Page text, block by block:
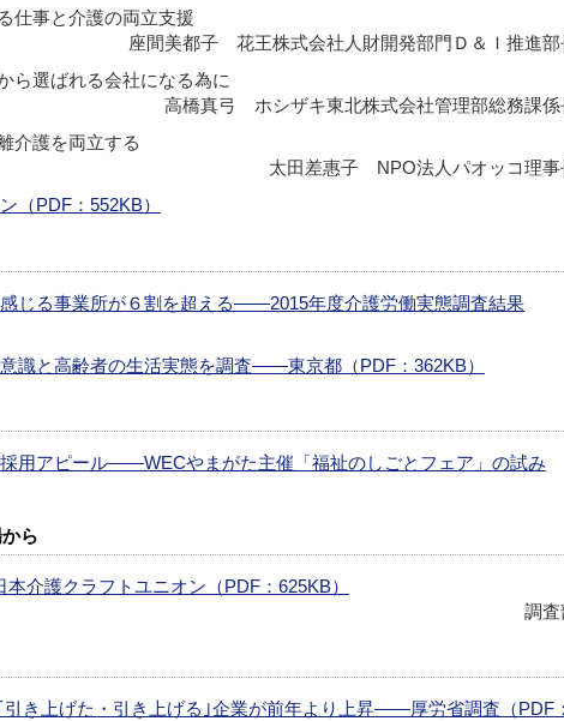
事と介護の両立支援
座間美都子 花王株式会社人財開発部門Ｄ＆Ｉ推進部
選ばれる会社になる為に
高橋真弓 ホシザキ東北株式会社管理部総務課係
護を両立する
太田差惠子 NPO法人パオッコ理事
（PDF：552KB）
じる事業所が６割を超える――2015年度介護労働実態調査結果
識と高齢者の生活実態を調査――東京都 （PDF：362KB）
用アピール――WECやまがた主催「福祉のしごとフェア」の試み
ら
介護クラフトユニオン （PDF：625KB）
調査
引き上げた・引き上げる｣企業が前年より上昇――厚労省調査（PDF：